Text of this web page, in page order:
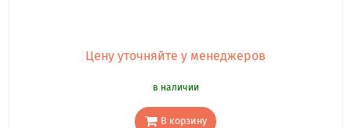
Цену уточняйте у менеджеров
в наличии
В корзину